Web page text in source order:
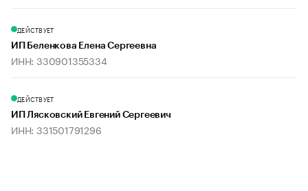
ДЕЙСТВУЕТ
ИП Беленкова Елена Сергеевна
ИНН: 330901355334
ДЕЙСТВУЕТ
ИП Лясковский Евгений Сергеевич
ИНН: 331501791296